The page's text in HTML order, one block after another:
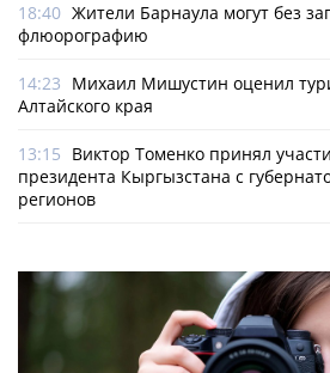
18:40 Жители Барнаула могут без
флюорографию
14:23 Михаил Мишустин оценил
Алтайского края
13:15 Виктор Томенко принял
президента Кыргызстана с
регионов